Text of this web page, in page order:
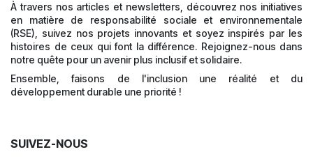
À travers nos articles et newsletters, découvrez nos initiatives
en matière de responsabilité sociale et environnementale
(RSE), suivez nos projets innovants et soyez inspirés par les
histoires de ceux qui font la différence. Rejoignez-nous dans
notre quête pour un avenir plus inclusif et solidaire.
Ensemble, faisons de l'inclusion une réalité et du
développement durable une priorité !
SUIVEZ-NOUS